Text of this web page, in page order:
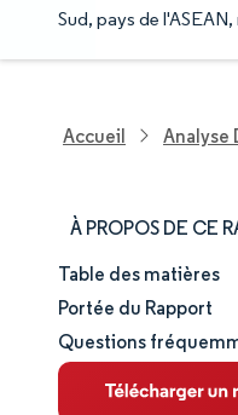
Sud, pays de
Accueil Analyse
À PROPOS DE CE
Taille et part de
Analyse du
Tendances et
Table des matières
Portée du Rapport
Questions